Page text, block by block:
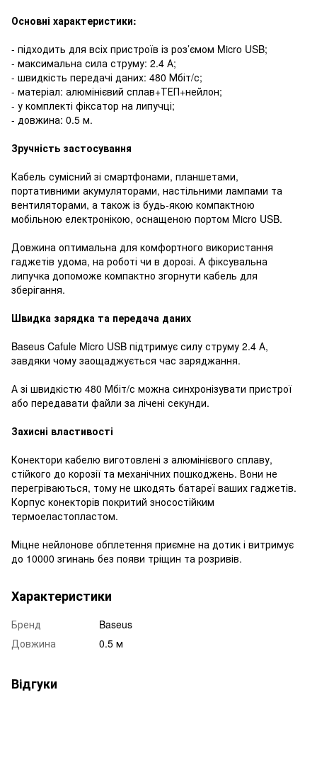
Основні характеристики:
- підходить для всіх пристроїв із роз’ємом Micro USB;
- максимальна сила струму: 2.4 А;
- швидкість передачі даних: 480 Мбіт/с;
- матеріал: алюмінієвий сплав+ТЕП+нейлон;
- у комплекті фіксатор на липучці;
- довжина: 0.5 м.
Зручність застосування
Кабель сумісний зі смартфонами, планшетами,
портативними акумуляторами, настільними лампами та
вентиляторами, а також із будь-якою компактною
мобільною електронікою, оснащеною портом Micro USB.
Довжина оптимальна для комфортного використання
гаджетів удома, на роботі чи в дорозі. А фіксувальна
липучка допоможе компактно згорнути кабель для
зберігання.
Швидка зарядка та передача даних
Baseus Cafule Micro USB підтримує силу струму 2.4 А,
завдяки чому заощаджується час заряджання.
А зі швидкістю 480 Мбіт/с можна синхронізувати пристрої
або передавати файли за лічені секунди.
Захисні властивості
Конектори кабелю виготовлені з алюмінієвого сплаву,
стійкого до корозії та механічних пошкоджень. Вони не
перегріваються, тому не шкодять батареї ваших гаджетів.
Корпус конекторів покритий зносостійким
термоеластопластом.
Міцне нейлонове обплетення приємне на дотик і витримує
до 10000 згинань без появи тріщин та розривів.
Характеристики
Бренд
Baseus
Довжина
0.5 м
Відгуки